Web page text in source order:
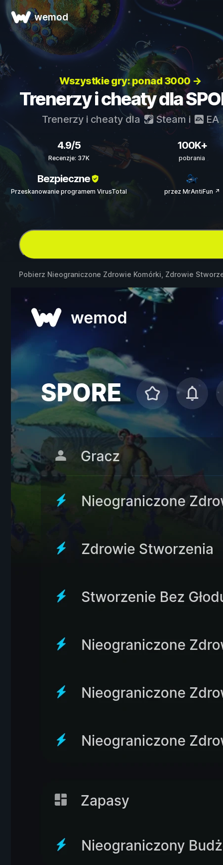
wemod
Wszystkie gry: ponad 3000 →
Trenerzy i cheaty dla
Trenerzy i cheaty dla Steam i EA
4.9/5
Recenzje: 37K
100K+
pobrania
Bezpieczne
Przeskanowanie programem VirusTotal przez MrAntiFun ↗
Pobierz Nieograniczone Zdrowie Komórki, Zdrowie